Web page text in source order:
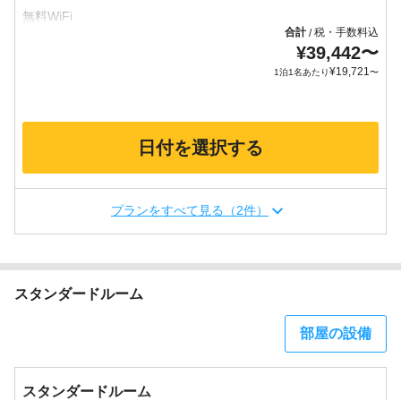
合計/税・手数料込
¥39,442〜
1泊1名あたり¥19,721〜
日付を選択する
プランをすべて見る（2件）
スタンダードルーム
部屋の設備
スタンダードルーム